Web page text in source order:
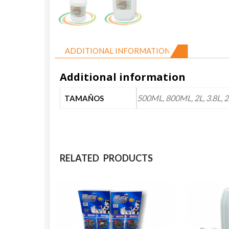
ADDITIONAL INFORMATION
Additional information
TAMAÑOS 500ML, 800ML, 2L, 3.8L,
RELATED PRODUCTS